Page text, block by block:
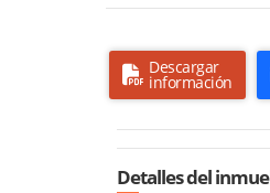
Descargar
información
Detalles del